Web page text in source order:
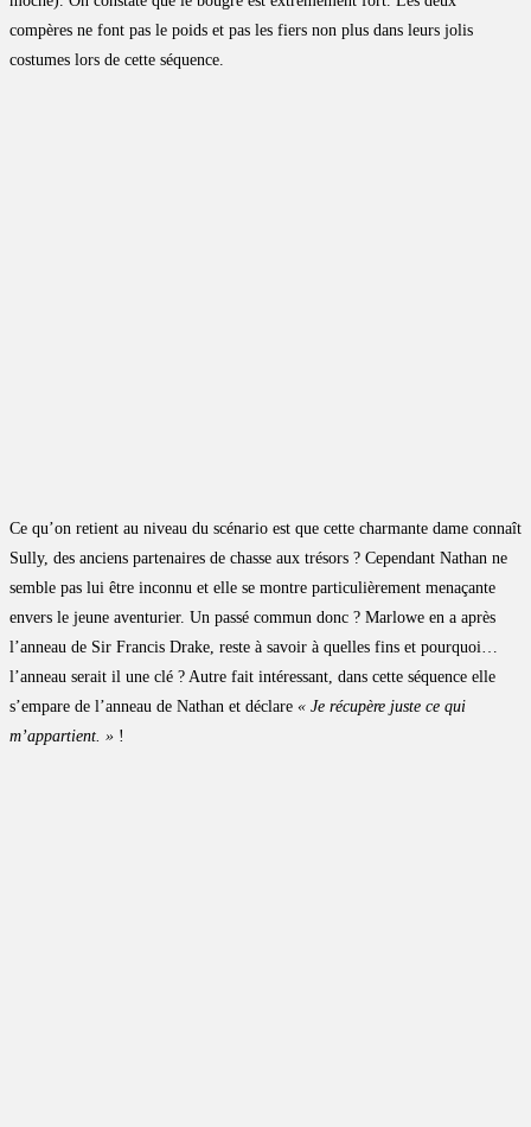
compères ne font pas le poids et pas les fiers non plus dans leurs jolis
costumes lors de cette séquence.
Ce qu’on retient au niveau du scénario est que cette charmante dame connaît
Sully, des anciens partenaires de chasse aux trésors ? Cependant Nathan ne
semble pas lui être inconnu et elle se montre particulièrement menaçante
envers le jeune aventurier. Un passé commun donc ? Marlowe en a après
l’anneau de Sir Francis Drake, reste à savoir à quelles fins et pourquoi…
l’anneau serait il une clé ? Autre fait intéressant, dans cette séquence elle
s’empare de l’anneau de Nathan et déclare « Je récupère juste ce qui
m’appartient. » !